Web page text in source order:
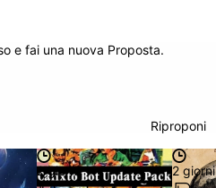
e fai una nuova Proposta.
Riproponi
2 giorni 2 giorni